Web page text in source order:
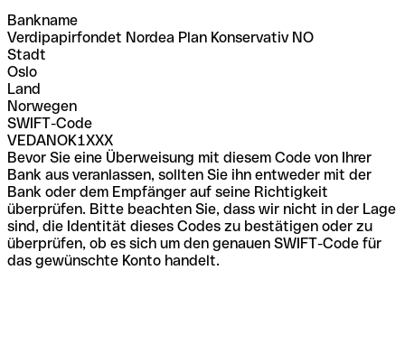
Bankname
Verdipapirfondet Nordea Plan Konservativ NO
Stadt
Oslo
Land
Norwegen
SWIFT-Code
VEDANOK1XXX
Bevor Sie eine Überweisung mit diesem Code von Ihrer
Bank aus veranlassen, sollten Sie ihn entweder mit der
Bank oder dem Empfänger auf seine Richtigkeit
überprüfen. Bitte beachten Sie, dass wir nicht in der Lage
sind, die Identität dieses Codes zu bestätigen oder zu
überprüfen, ob es sich um den genauen SWIFT-Code für
das gewünschte Konto handelt.